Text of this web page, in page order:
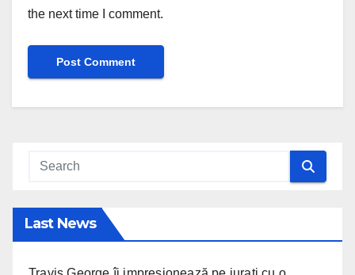
the next time I comment.
Last News